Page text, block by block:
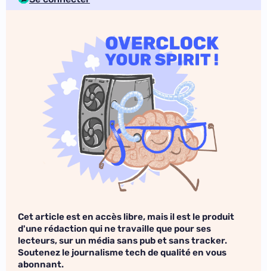
Cet article est en accès libre, mais il est le produit
d'une rédaction qui ne travaille que pour ses
lecteurs, sur un média sans pub et sans tracker.
Soutenez le journalisme tech de qualité en vous
abonnant.